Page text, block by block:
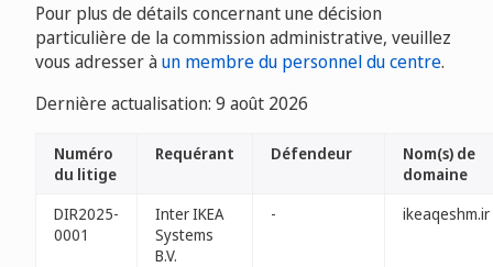
Pour plus de détails concernant une décision
particulière de la commission administrative, veuillez
vous adresser àun membre du personnel du centre.
Dernière actualisation: 9 août 2026
Numéro
du litige
Requérant Défendeur
Nom(s) de
domaine
DIR2025-
0001
Inter IKEA
Systems
B.V.
- ikeaqeshm.ir